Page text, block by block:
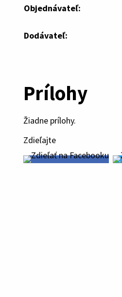
Objednávateľ:
Dodávateľ:
Prílohy
Žiadne prílohy.
Zdieľajte